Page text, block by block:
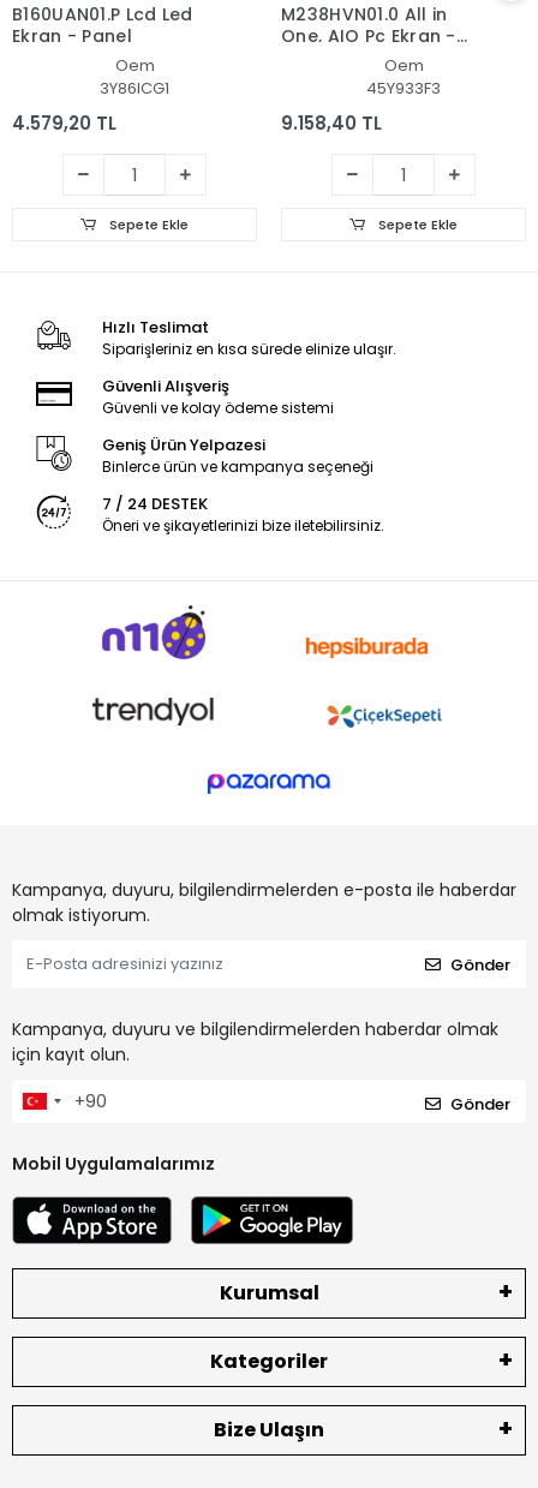
B160UAN01.P Lcd Led
Ekran - Panel
Oem
3Y86ICG1
4.579,20 TL
Sepete Ekle
M238HVN01.0 All in
One, AIO Pc Ekran -
Oem
45Y933F3
9.158,40 TL
Sepete Ekle
Hızlı Teslimat
Siparişleriniz en kısa sürede elinize ulaşır.
Güvenli Alışveriş
Güvenli ve kolay ödeme sistemi
Geniş Ürün Yelpazesi
Binlerce ürün ve kampanya seçeneği
7 / 24 DESTEK
Öneri ve şikayetlerinizi bize iletebilirsiniz.
Kampanya, duyuru, bilgilendirmelerden e-posta ile haberdar
olmak istiyorum.
Gönder
Kampanya, duyuru ve bilgilendirmelerden haberdar olmak
için kayıt olun.
Gönder
Mobil Uygulamalarımız
Kurumsal
Kategoriler
Bize Ulaşın